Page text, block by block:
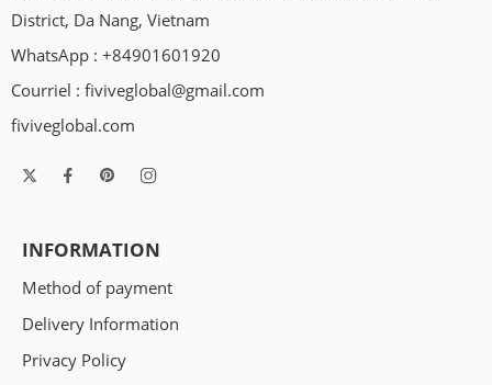
District, Da Nang, Vietnam
WhatsApp : +84901601920
Courriel : fiviveglobal@gmail.com
fiviveglobal.com
INFORMATION
Method of payment
Delivery Information
Privacy Policy